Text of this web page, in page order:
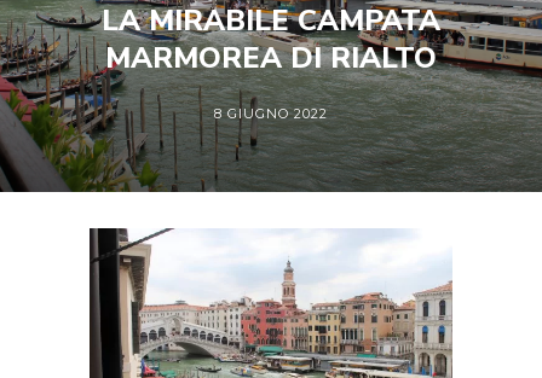
LA MIRABILE CAMPATA
MARMOREA DI RIALTO
8 GIUGNO 2022